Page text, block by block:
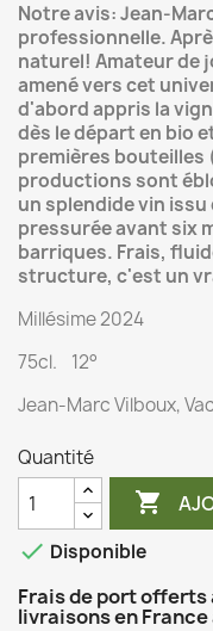
Notre avis: Jean-
professionnelle.
naturel! Amateur de
amené vers cet
d'abord appris la
dès le départ en bio
premières bouteilles
productions sont
un splendide vin
pressurée avant six
barriques. Frais,
structure, c'est un
Millésime 2024
75cl. 12°
Jean-Marc Vilboux,
Quantité

 Disponible
Frais de port offerts
livraisons en